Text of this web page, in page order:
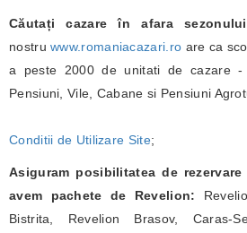
Căutați cazare în afara
nostruwww.romaniacazari.ro are ca
a peste 2000 de unitati de cazare -
Pensiuni, Vile, Cabane si Pensiuni
Conditii de Utilizare Site;
Asiguram posibilitatea de
avem pachete de Revelion:
Bistrita, Revelion Brasov, Caras-